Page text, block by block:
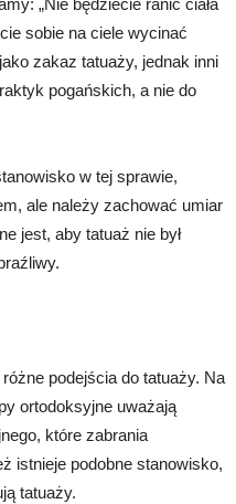
„Nie będziecie ranić ciała
sobie na ciele wycinać
zakaz tatuaży, jednak inni
pogańskich, a nie do
w tej sprawie,
ale należy zachować umiar
jest, aby tatuaż nie był
podejścia do tatuaży. Na
ortodoksyjne uważają
które zabrania
istnieje podobne stanowisko,
tatuaży.